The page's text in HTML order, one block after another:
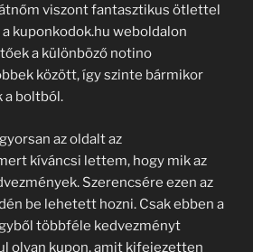
viszont fantasztikus ötlettel
kuponkodok.hu weboldalon
a különböző notino
között, így szinte bármikor
a boltból.
az oldalt az
kíváncsi lettem, hogy mik az
Szerencsére ezen az
be lehetett hozni. Csak ebben a
többféle kedvezményt
olyan kupon, amit kifejezetten